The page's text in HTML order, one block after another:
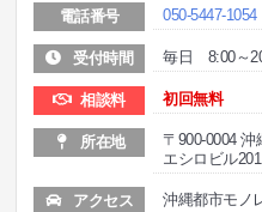
電話番号 050-5447-1054
受付時間 毎日 8:00～
相談料 初回無料
所在地
〒900-0004
エシロビル201
アクセス 沖縄都市モノ